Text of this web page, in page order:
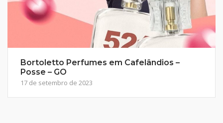
Bortoletto Perfumes em Cafelândios –
Posse – GO
17 de setembro de 2023